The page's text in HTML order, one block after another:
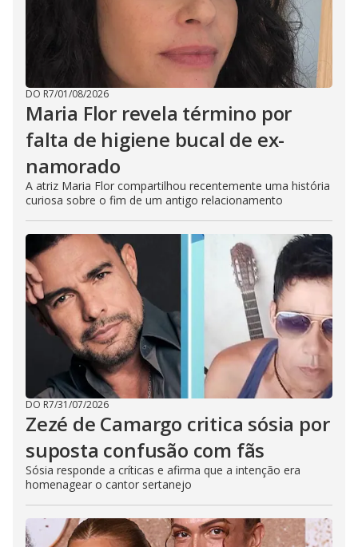
DO R7/01/08/2026
Maria Flor revela término por
falta de higiene bucal de ex-
namorado
A atriz Maria Flor compartilhou recentemente uma história
curiosa sobre o fim de um antigo relacionamento
DO R7/31/07/2026
Zezé de Camargo critica sósia por
suposta confusão com fãs
Sósia responde a críticas e afirma que a intenção era
homenagear o cantor sertanejo